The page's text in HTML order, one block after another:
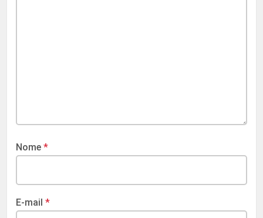
Nome *
E-mail *